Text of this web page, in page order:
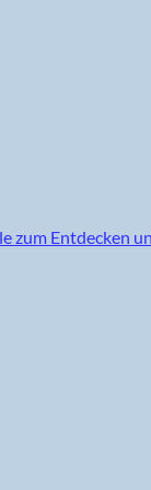
zum Entdecken